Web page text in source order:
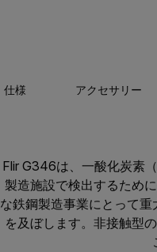
仕様 アクセサリー
Flir G346は、一酸化炭素
製造施設で検出するため
な鉄鋼製造事業にとって
を及ぼします。非接触型